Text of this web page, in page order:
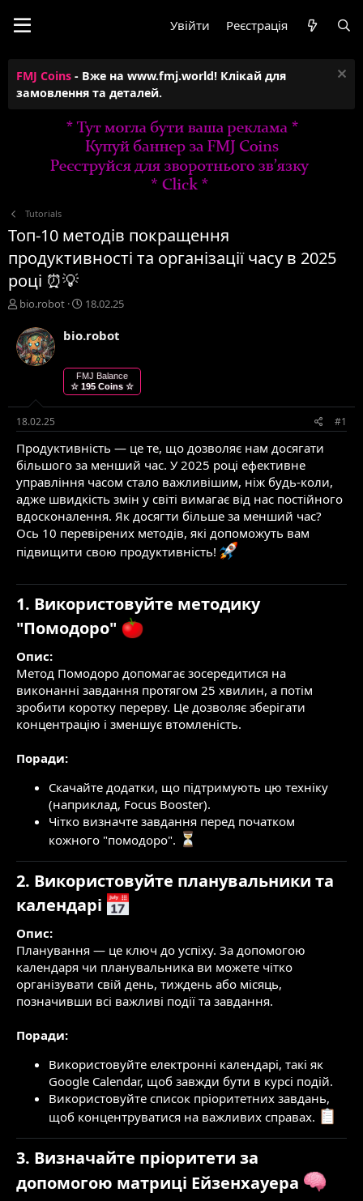
Увійти Реєстрація
FMJ Coins - Вже на www.fmj.world! Клікай для
замовлення та деталей.
Tutorials
Топ-10 методів покращення
продуктивності та організації часу в 2025
році ⏰💡
А
т
о
р
м
и
bio.robot
Д
т
т
в
о
е
н
н
я
18.02.25
bio.robot
FMJ Balance
☆ 195 Coins ☆
18.02.25 #1
Продуктивність — це те, що дозволяє нам досягати
більшого за менший час. У 2025 році ефективне
управління часом стало важливішим, ніж будь-коли,
адже швидкість змін у світі вимагає від нас постійного
вдосконалення. Як досягти більше за менший час?
Ось 10 перевірених методів, які допоможуть вам
підвищити свою продуктивність!
1. Використовуйте методику
"Помодоро"
Опис:
Метод Помодоро допомагає зосередитися на
виконанні завдання протягом 25 хвилин, а потім
зробити коротку перерву. Це дозволяє зберігати
концентрацію і зменшує втомленість.
Поради:
Скачайте додатки, що підтримують цю техніку
(наприклад, Focus Booster).
Чітко визначте завдання перед початком
кожного "помодоро".
2. Використовуйте планувальники та
календарі
Опис:
Планування — це ключ до успіху. За допомогою
календаря чи планувальника ви можете чітко
організувати свій день, тиждень або місяць,
позначивши всі важливі події та завдання.
Поради:
Використовуйте електронні календарі, такі як
Google Calendar, щоб завжди бути в курсі подій.
Використовуйте список пріоритетних завдань,
щоб концентруватися на важливих справах.
3. Визначайте пріоритети за
допомогою матриці Ейзенхауера